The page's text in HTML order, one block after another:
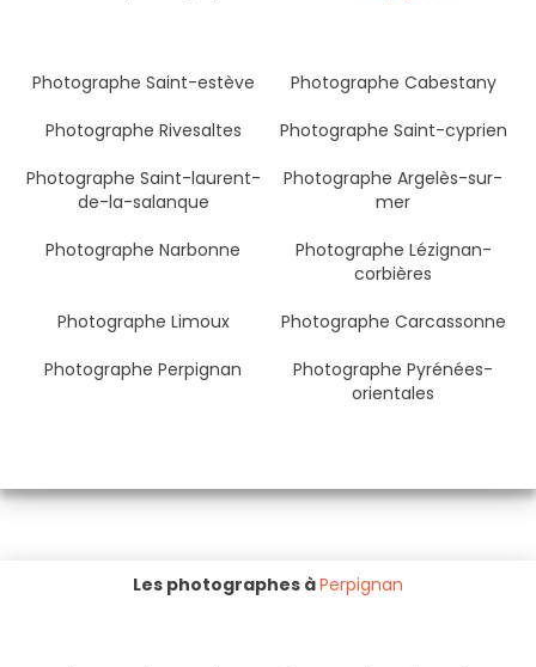
Photographe Saint-estève
Photographe Cabestany
Photographe Rivesaltes
Photographe Saint-cyprien
Photographe Saint-laurent-
de-la-salanque
Photographe Argelès-sur-
mer
Photographe Narbonne
Photographe Lézignan-
corbières
Photographe Limoux
Photographe Carcassonne
Photographe Perpignan
Photographe Pyrénées-
orientales
Les photographes àPerpignan